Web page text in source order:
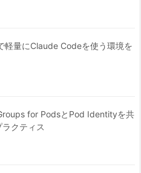
軽量にClaude Codeを使う環境を
for PodsとPod Identityを共
クティス